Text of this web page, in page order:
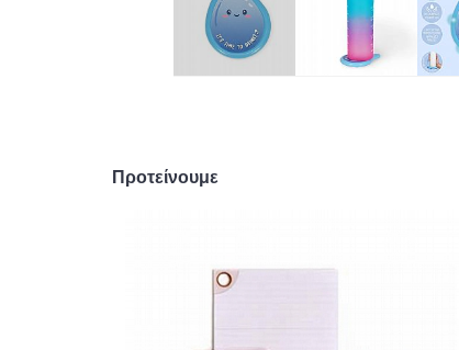
Προτείνουμε